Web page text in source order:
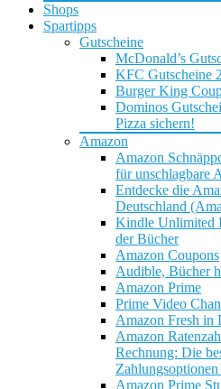
Shops
Spartipps
Gutscheine
McDonald’s
KFC Gutscheine
Burger King
Dominos
Pizza sichern!
Amazon
Amazon
für unschlagbare
Entdecke die
Deutschland
Kindle Unlimited
der Bücher
Amazon Coupons
Audible, Bücher
Amazon Prime
Prime Video
Amazon Fresh in
Amazon
Rechnung: Die
Amazon Prime